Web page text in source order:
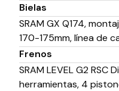
Bielas
SRAM GX Q174,
170-175mm, línea de
Frenos
SRAM LEVEL G2 RSC
herramientas, 4